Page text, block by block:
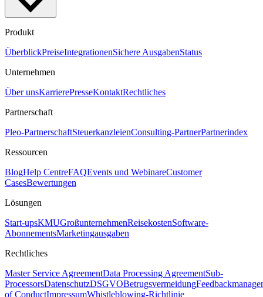
Produkt
ÜberblickPreiseIntegrationenSichere AusgabenStatus
Unternehmen
Über unsKarrierePresseKontaktRechtliches
Partnerschaft
Pleo-PartnerschaftSteuerkanzleienConsulting-PartnerPartnerindex
Ressourcen
BlogHelp CentreFAQEvents und WebinareCustomer
CasesBewertungen
Lösungen
Start-upsKMUGroßunternehmenReisekostenSoftware-
AbonnementsMarketingausgaben
Rechtliches
Master Service AgreementData Processing AgreementSub-
ProcessorsDatenschutzDSGVOBetrugsvermeidung
of ConductImpressumWhistleblowing-Richtlinie